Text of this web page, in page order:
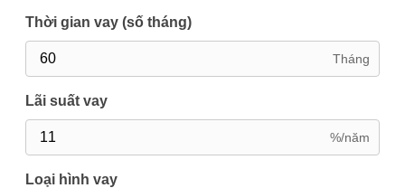
Thời gian vay (số tháng)
Tháng
Lãi suất vay
%/năm
Loại hình vay